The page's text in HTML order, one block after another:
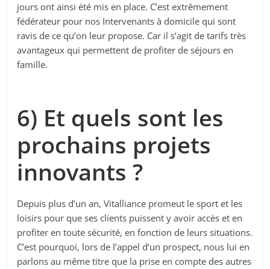
jours ont ainsi été mis en place. C’est extrêmement
fédérateur pour nos Intervenants à domicile qui sont
ravis de ce qu’on leur propose. Car il s’agit de tarifs très
avantageux qui permettent de profiter de séjours en
famille.
6) Et quels sont les
prochains projets
innovants ?
Depuis plus d’un an, Vitalliance promeut le sport et les
loisirs pour que ses clients puissent y avoir accès et en
profiter en toute sécurité, en fonction de leurs situations.
C’est pourquoi, lors de l’appel d‘un prospect, nous lui en
parlons au même titre que la prise en compte des autres